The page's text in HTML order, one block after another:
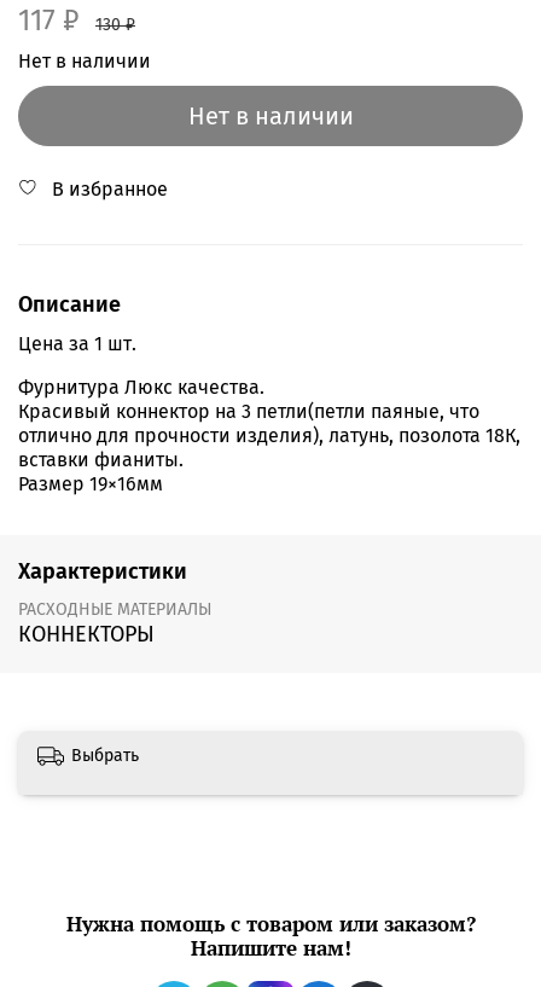
117 ₽ 130 ₽
Нет в наличии
Нет в наличии
В избранное
Описание
Цена за 1 шт.
Фурнитура Люкс качества.
Красивый коннектор на 3 петли(петли паяные, что
отлично для прочности изделия), латунь, позолота 18К,
вставки фианиты.
Размер 19×16мм
Характеристики
РАСХОДНЫЕ МАТЕРИАЛЫ
КОННЕКТОРЫ
Выбрать
Нужна помощь с товаром или заказом?
Напишите нам!